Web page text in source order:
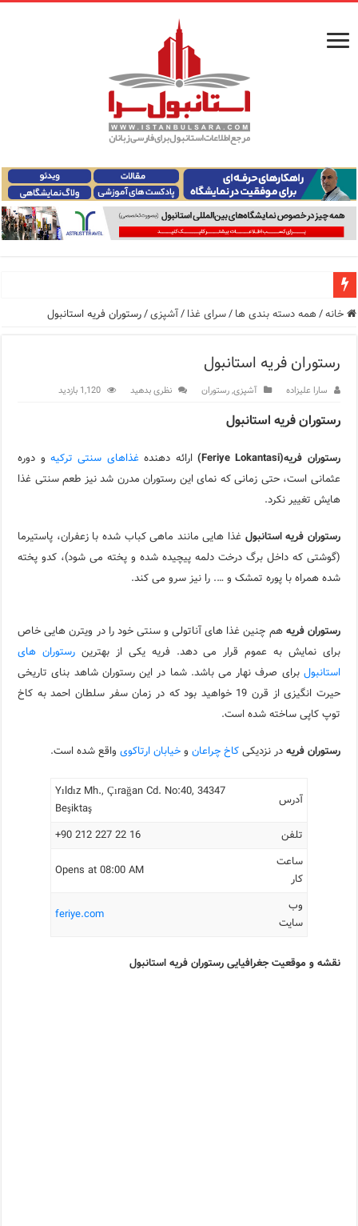
معرفی ۱۶ مسیر برتر کشتی استانبول | راهنمای کامل کشتی‌سواری در بسفر
ویژگی‌های منفی شخصیت در زبان ترکی استانبولی
ویژگی‌های مثبت شخصیت در زبان ترکی استانبولی
موزه افسانه‌های کارتال استانبول؛ سفری به دنیای قصه‌ها در
موزه ساعت کاخ توپکاپی استانبول
خانه/همه دسته بندی ها /سرای غذا /آشپزی/رستوران فریه استانبول
رستوران فریه استانبول
سارا علیزاده آشپزی,رستوران نظری بدهید 1,120 بازدید
رستوران فریه استانبول
رستوران فریه(Feriye Lokantasi) ارائه دهندهغذاهای سنتی ترکیهو دوره
عثمانی است، حتی زمانی که نمای این رستوران مدرن شد نیز طعم سنتی غذا
هایش تغییر نکرد.
رستوران فریه استانبول غذا هایی مانند ماهی کباب شده با زعفران، پاستیرما
(گوشتی که داخل برگ درخت دلمه پیچیده شده و پخته می شود)، کدو پخته
شده همراه با پوره تمشک و …. را نیز سرو می کند.
رستوران فریههم چنین غذا های آناتولی و سنتی خود را در ویترن هایی خاص
برای نمایش به عموم قرار می دهد. فریه یکی از بهترین رستوران های
استانبول برای صرف نهار می باشد. شما در این رستوران شاهد بنای تاریخی
حیرت انگیزی از قرن 19 خواهید بود که در زمان سفر سلطان احمد به کاخ
توپ کاپی ساخته شده است.
رستوران فریهدر نزدیکیکاخ چراعان وخیابان ارتاکوی واقع شده است.
آدرس
Yıldız Mh., Çırağan Cd. No:40, 34347
Beşiktaş
تلفن
16 22 227 212 90+
ساعت
کار
Opens at 08:00 AM
وب
سایت
feriye.com
نقشه و موقعیت جغرافیایی رستوران فریه استانبول